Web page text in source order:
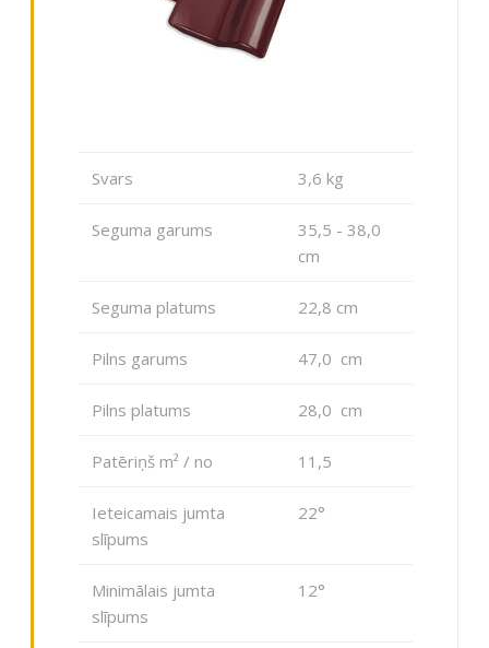
Svars 3,6 kg
Seguma garums
35,5 - 38,0
cm
Seguma platums 22,8 cm
Pilns garums 47,0 cm
Pilns platums 28,0 cm
Patēriņš m² / no 11,5
Ieteicamais jumta
slīpums
22°
Minimālais jumta
slīpums
12°